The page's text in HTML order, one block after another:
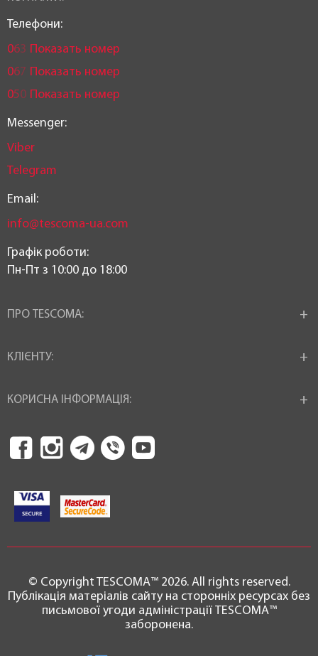
Телефони:
063 Показать номер
067 Показать номер
050 Показать номер
Messenger:
Viber
Telegram
Email:
info@tescoma-ua.com
Графік роботи:
Пн-Пт з 10:00 до 18:00
ПРО TESCOMA:
КЛІЄНТУ:
КОРИСНА ІНФОРМАЦІЯ:
© Copyright TESCOMA™ 2026. All rights reserved.
Публікація матеріалів сайту на сторонніх ресурсах без
письмової угоди адміністрації TESCOMA™
заборонена.